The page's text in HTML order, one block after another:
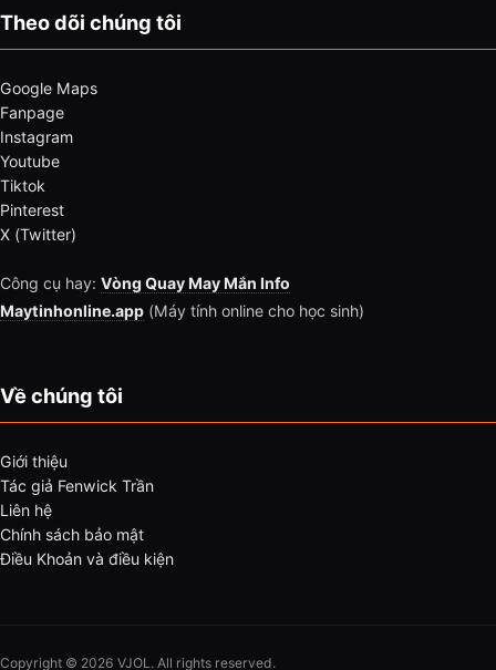
Theo dõi chúng tôi
Google Maps
Fanpage
Instagram
Youtube
Tiktok
Pinterest
X (Twitter)
Công cụ hay: Vòng Quay May Mắn Info
Maytinhonline.app (Máy tính online cho học sinh)
Về chúng tôi
Giới thiệu
Tác giả Fenwick Trần
Liên hệ
Chính sách bảo mật
Điều Khoản và điều kiện
Copyright © 2026 VJOL. All rights reserved.